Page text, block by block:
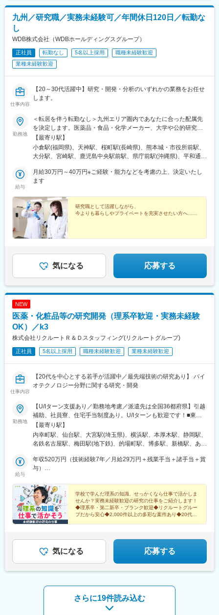
ートにも挑戦可能です。
＜評価制度＞
社基準に基づき社員を評価します。評価項目は社内公開されてお
り納得度の高い評価となっています。
が全額負担し受講期間中、給与、福利厚生が不利になることはあ
りません。
変更の範囲：会社の定める業務
います。
当社は業界大手テクノプロの化学・バイオ分野に特化した社内カ
ンパニーです。民間企業、大学、公的研究機関等に対し人材提案
や受託研究を通して研究開発部門での業務支援を展開していま
す。
1800以上の各種研修プログラムがあり、同社の研究員の方（元大
学教員）による実践形式の研修もございます。
（2）働き方・福利厚生
全社平均残業5.4時間、土日祝休の働き方で、仕事・プライベート
を両立させやすい環境です。
■キャリア
て就業いただきます。プロジェクトは数年ごとに変わるため、
様々な研究分野に関わることが可能です。また、同じプロジェク
就業形態のみならず、自社ラボでの研究開発や研究開発員のサポ
ートにも挑戦可能です。
■各種制度
＜評価制度＞
社基準に基づき社員を評価します。評価項目は社内公開されてお
り納得度の高い評価となっています。
変更の範囲：会社の定める業務
九州／研究職／実務未経験可／年間休日120日／転勤な
し
WDB株式会社（WDBホールディングスグループ）
正社員 転勤なし 5名以上採用
職種未経験歓迎
業種未経験歓迎
仕事内容
【20～30代活躍中】研究・開発・分析のいずれかの業務をお任せ
します。
勤務地
＜転居を伴う転勤なし＞九州エリア圏内であなたに合った配属先
を決定します。医薬品・食品・化学メーカー、大学や公的研究機
関のラボなどで、ご希望とご経験を踏まえ、ご活躍いただきま
す。◆あなたのご希望の職種、勤務地などをお伺いして配属先を
選定します◆現住所、もしくはご希望の居住地から、転居なしで
県・佐賀県・宮崎県・鹿児島県・沖縄県※自動車通勤OK※受動喫煙
対策：屋内禁煙
【最寄り駅】
小倉駅(福岡県)、天神駅、桜町駅(長崎県)、熊本城・市役所前駅、
大分駅、宮崎駅、鹿児島中央駅前駅、県庁前駅(沖縄県)、平和通
神南駅、市役所駅(長崎県)、通町筋駅、美栄橋駅
給与
月給30万円～40万円※ご経験・能力などを考慮の上、決定いたし
ます
研究職として活躍しながら、
今よりも暮らしやプライベートを充実させたい方へ……
気になる 応募する
NEW
医薬・化粧品等の研究開発（理系卒歓迎・実務未経験
OK）／k3
株式会社リクルートＲ＆Ｄスタッフィング(リクルートグループ)
正社員 5名以上採用 職種未経験歓迎 業種未経験歓迎
仕事内容
【20代を中心とする若手が活躍中／最先端技術の研究あり】 バイ
オテクノロジー分野に関する研究・開発
勤務地
【U/Iターン支援あり／勤務地考慮／派遣先は全国36都府県】引越
補助、社員寮、住宅手当制度あり。U/Iターンも歓迎です！■東北
エリア／青森・岩手・宮城・秋田・山形・福島 ■関東エリア／東
京・埼玉・神奈川・千葉・茨城・栃木・群馬 ■北信越エリア／長
野・山梨・福井 ■東海エリア／静岡・愛知・三重・岐阜 ■関西エリ
岡山・山口・香川 ■九州エリア／福岡・長崎・熊本・佐賀・大
分・宮崎・鹿児島 ※転勤の可能性あり※受動喫煙対策：原則あり
【最寄り駅】
内幸町駅、仙台駅、大宮駅(埼玉県)、横浜駅、本厚木駅、静岡駅、
名鉄名古屋駅、梅田駅(地下鉄)、的場町駅、博多駅、新橋駅、あお
線)、稲荷町駅(広島県)、虎ノ門駅、仙台駅(地下鉄)、反町駅、日吉
町駅、名古屋駅、大阪梅田駅(阪急線)、猿猴橋町駅
給与
年収520万円（技術経験7年／月給29万円＋残業手当＋諸手当＋賞
与）
与）
学校で学んだ理系の知識、せっかくなら仕事で活かしま
せんか？実務未経験歓迎の研究の仕事をご紹介します！
◆理系卒・第二新卒・ブランク歓迎◆リクルートグルー
プだから安心◆2,000件以上の多彩な案件あり◆20代を
気になる 応募する
さらに19件読み込む